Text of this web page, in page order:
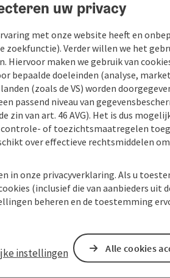
uw privacy
met onze website heeft en
Verder willen we het
Hiervoor maken we gebruik van
bepaalde doeleinden (analyse,
(zoals de VS) worden
passend niveau van
zin van art. 46 AVG). Het is dus
controle- of toezichtsmaatregelen
over effectieve rechtsmiddelen
in onze privacyverklaring. Als u
(inclusief die van aanbieders uit
beheren en de toestemming
instellingen Alle cookies